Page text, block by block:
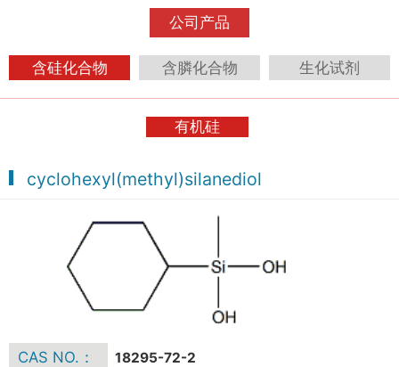
公司产品
含硅化合物 含膦化合物 生化试剂
有机硅
cyclohexyl(methyl)silanediol
CAS NO.： 18295-72-2